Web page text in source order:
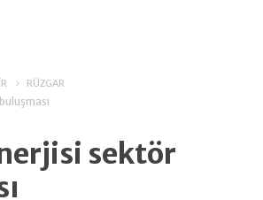
RÜZGAR
sektör